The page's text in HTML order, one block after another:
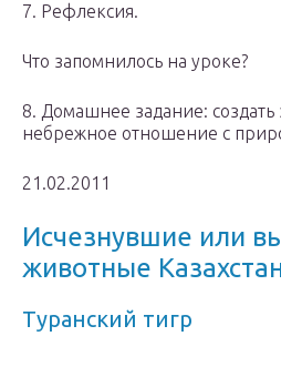
7. Рефлексия.
Что запомнилось на уроке?
8. Домашнее задание:
небрежное отношение с
21.02.2011
Исчезнувшие или
животные
Туранский тигр